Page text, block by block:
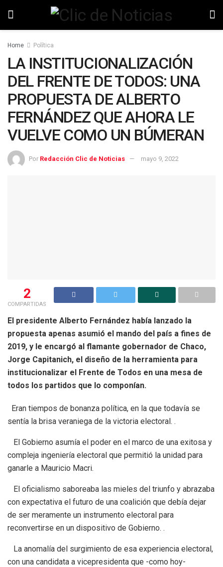
Home Política
LA INSTITUCIONALIZACIÓN
DEL FRENTE DE TODOS: UNA
PROPUESTA DE ALBERTO
FERNÁNDEZ QUE AHORA LE
VUELVE COMO UN BÚMERAN
Por Redacción Clic de Noticias mayo 9, 2022
2
COMPARTIDAS
El presidente Alberto Fernández había lanzado la
propuesta apenas asumió el mando del país a fines de
2019, y le encargó al flamante gobernador de Chaco,
Jorge Capitanich, el diseño de la herramienta para
institucionalizar el Frente de Todos en una mesa de
todos los partidos que lo componían.
Eran tiempos de bonanza política, en la que todavía se
sentía la brisa veraniega de la victoria electoral. .
El Gobierno asumía el poder en el marco de una exitosa y
compleja ingeniería electoral que permitió la unidad para
ganarle a Mauricio Macri.
El oficialismo saboreaba las mieles del triunfo y abrazaba
con expectativa el futuro de una coalición que debía dejar
de ser meramente un instrumento electoral para
reconvertirse en un dispositivo de Gobierno. .
La anomalía del surgimiento de esa experiencia electoral,
con una candidata a vicepresidenta que -como hoy-